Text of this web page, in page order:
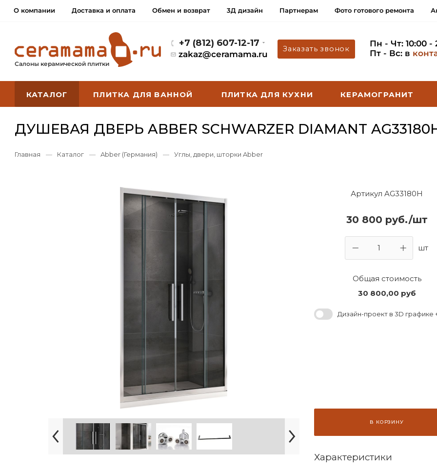
О компании Доставка и оплата Обмен и возврат 3Д дизайн Партнерам Фото готового ремонта
Салоны керамической плитки
+7 (812) 607-12-17
zakaz@ceramama.ru
Заказать звонок
Пн - Чт: 10:00 -
Пт - Вс: в
КАТАЛОГ ПЛИТКА ДЛЯ ВАННОЙ ПЛИТКА ДЛЯ КУХНИ КЕРАМОГРАНИТ
ДУШЕВАЯ ДВЕРЬ ABBER SCHWARZER DIAMANT
Главная — Каталог — Abber (Германия) — Углы, двери, шторки Abber
Артикул AG33180H
30 800 руб./шт
шт
Общая стоимость
30 800,00 руб
Дизайн-проект в 3D графике
В КОРЗИНУ
Характеристики